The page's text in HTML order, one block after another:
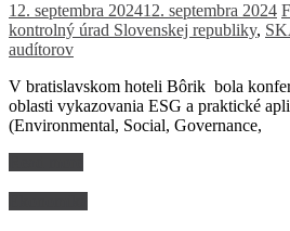
12. septembra 202412. septembra 2024
kontrolný úrad Slovenskej republiky,
audítorov
V bratislavskom hoteli Bôrik bola
oblasti vykazovania ESG a praktické
(Environmental, Social, Governance,